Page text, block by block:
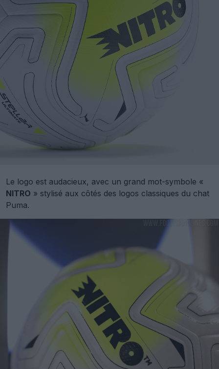
Le logo est audacieux, avec un grand mot-symbole «
NITRO » stylisé aux côtés des logos classiques du chat
Puma.